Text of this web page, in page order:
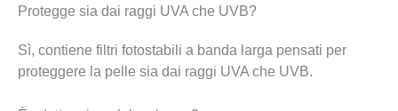
Protegge sia dai raggi UVA che UVB?
Sì, contiene filtri fotostabili a banda larga pensati per
proteggere la pelle sia dai raggi UVA che UVB.